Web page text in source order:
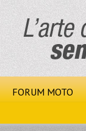
FORUM MOTO